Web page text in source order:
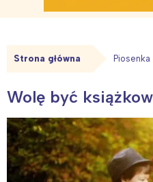
Strona główna Piosenka
Wolę być